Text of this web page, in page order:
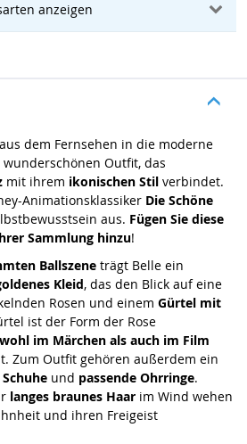
anzeigen
dem Fernsehen in die moderne
Outfit, das
mit ihrem ikonischen Stil verbindet.
Animationsklassiker Die Schöne
aus. Fügen Sie diese
Sammlung hinzu!
Ballszene trägt Belle ein
Kleid, das den Blick auf eine
Rosen und einem Gürtel mit
ist der Form der Rose
im Märchen als auch im Film
Zum Outfit gehören außerdem ein
und passende Ohrringe.
langes braunes Haar im Wind wehen
und ihren Freigeist